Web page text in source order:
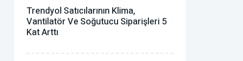
Trendyol Satıcılarının Klima,
Vantilatör ‎ve Soğutucu Siparişleri 5
Kat Arttı